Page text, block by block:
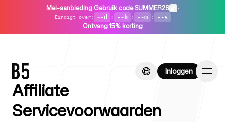
Mei-aanbieding:Gebruik code SUMMER26 •
Eindigt over: --d : --h : --m : --s
Ontvang 15% korting
Inloggen
Inloggen
Affiliate
Servicevoorwaarden